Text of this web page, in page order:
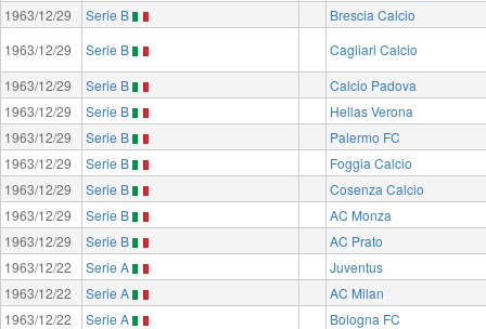
1963/12/29
Serie B
Brescia Calcio
1963/12/29
Serie B
Cagliari Calcio
1963/12/29
Serie B
Calcio Padova
1963/12/29
Serie B
Hellas Verona
1963/12/29
Serie B
Palermo FC
1963/12/29
Serie B
Foggia Calcio
1963/12/29
Serie B
Cosenza Calcio
1963/12/29
Serie B
AC Monza
1963/12/29
Serie B
AC Prato
1963/12/22
Serie A
Juventus
1963/12/22
Serie A
AC Milan
1963/12/22
Serie A
Bologna FC